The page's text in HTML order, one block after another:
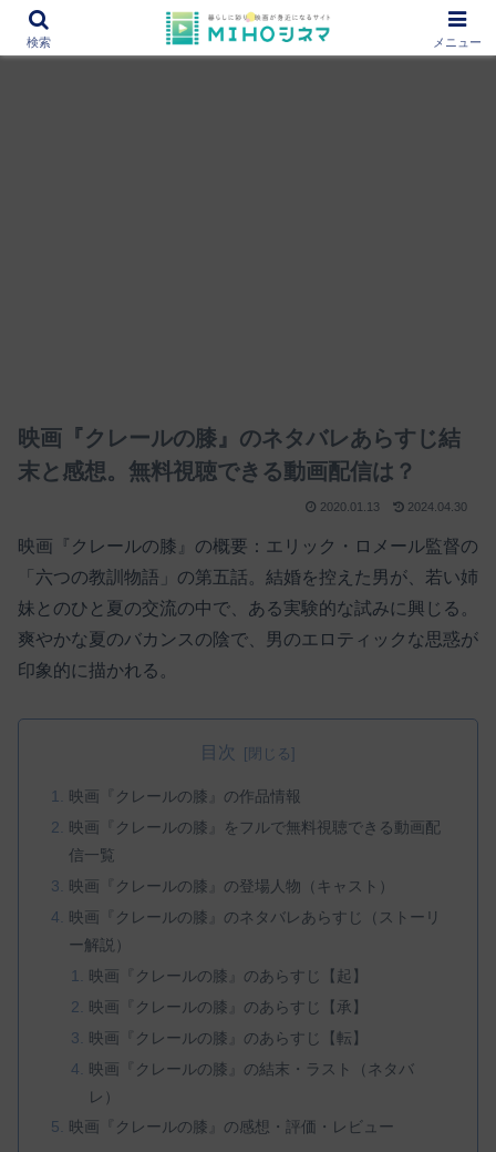
12000作品を紹介！あなたの映画図書館『MIHOシネマ』
映画『クレールの膝』のネタバレあらすじ結
末と感想。無料視聴できる動画配信は？
2020.01.13 2024.04.30
映画『クレールの膝』の概要：エリック・ロメール監督の
「六つの教訓物語」の第五話。結婚を控えた男が、若い姉
妹とのひと夏の交流の中で、ある実験的な試みに興じる。
爽やかな夏のバカンスの陰で、男のエロティックな思惑が
印象的に描かれる。
目次
映画『クレールの膝』の作品情報
映画『クレールの膝』をフルで無料視聴できる動画配
信一覧
映画『クレールの膝』の登場人物（キャスト）
映画『クレールの膝』のネタバレあらすじ（ストーリ
ー解説）
映画『クレールの膝』のあらすじ【起】
映画『クレールの膝』のあらすじ【承】
映画『クレールの膝』のあらすじ【転】
映画『クレールの膝』の結末・ラスト（ネタバ
レ）
映画『クレールの膝』の感想・評価・レビュー
検索 メニュー